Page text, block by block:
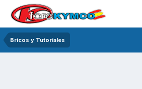
Bricos y Tutoriales